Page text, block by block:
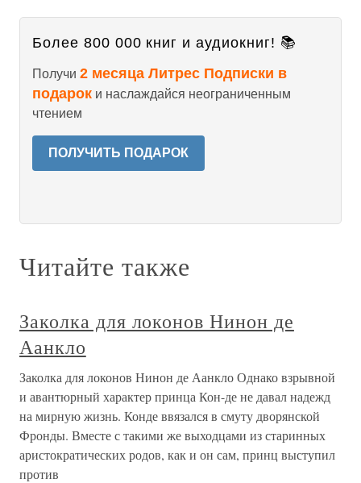
Более 800 000 книг и аудиокниг! 📚
Получи 2 месяца Литрес Подписки в
подарок и наслаждайся неограниченным
чтением
ПОЛУЧИТЬ ПОДАРОК
Читайте также
Заколка для локонов Нинон де
Аанкло
Заколка для локонов Нинон де Аанкло Однако взрывной
и авантюрный характер принца Кон-де не давал надежд
на мирную жизнь. Конде ввязался в смуту дворянской
Фронды. Вместе с такими же выходцами из старинных
аристократических родов, как и он сам, принц выступил
против